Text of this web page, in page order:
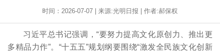
时间：2026-07-07 | 来源:光明日报 | 作者:郝保权
习近平总书记强调，“要努力提高文化原创力、推出更
多精品力作”。“十五五”规划纲要围绕“激发全民族文化创新